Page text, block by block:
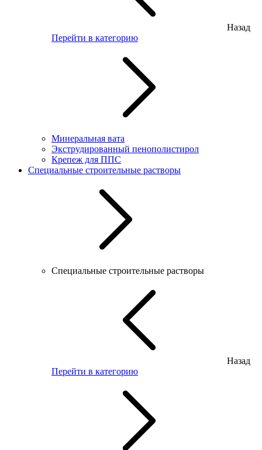
Назад
Перейти в категорию
Минеральная вата
Экструдированный пенополистирол
Крепеж для ППС
Специальные строительные растворы
Специальные строительные растворы
Назад
Перейти в категорию